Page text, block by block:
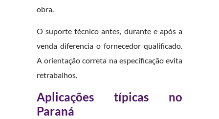
obra.
O suporte técnico antes, durante e após a
venda diferencia o fornecedor qualificado.
A orientação correta na especificação evita
retrabalhos.
Aplicações típicas no
Paraná